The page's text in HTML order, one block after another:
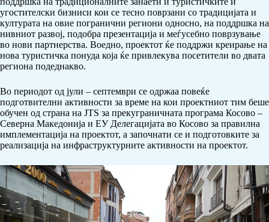
угостителски бизниси кои се тесно поврзани со традицијата и
културата на овие погранични региони односно, на поддршка на
нивниот развој, подобра презентација и меѓусебно поврзување
во нови партнерства. Воедно, проектот ќе поддржи креирање на
нова туристичка понуда која ќе привлекува посетители во двата
региона подеднакво.
Во периодот од јули – септември се одржаа повеќе
подготвителни активности за време на кои проектниот тим беше
обучен од страна на JTS за прекуграничната програма Косово –
Северна Македонија и ЕУ Делегацијата во Косово за правилна
имплементација на проектот, а започнати се и подготовките за
реализација на инфраструктурните активности на проектот.